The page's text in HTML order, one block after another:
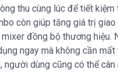
thu cùng lúc để tiết
còn giúp tăng giá trị
đồng bộ thương
ngay mà không cần
dùng cũng có thể